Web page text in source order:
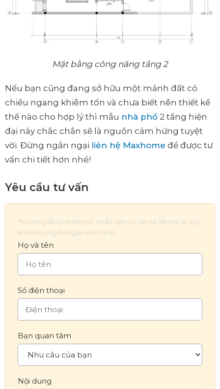
Mặt bằng công năng tầng 2
Nếu bạn cũng đang sở hữu một mảnh đất có
chiều ngang khiêm tốn và chưa biết nên thiết kế
thế nào cho hợp lý thì mẫu nhà phố 2 tầng hiện
đại này chắc chắn sẽ là nguồn cảm hứng tuyệt
vời. Đừng ngần ngại liên hệ Maxhome để được tư
vấn chi tiết hơn nhé!
Yêu cầu tư vấn
*Vui lòng để lại thông tin, nhân viên tư vấn sẽ liên hệ lại quý
khách trong thời gian sớm nhất
Họ và tên
Số điện thoại
Bạn quan tâm
Nội dung